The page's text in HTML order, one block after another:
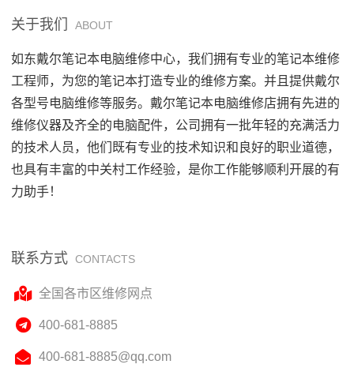
关于我们 ABOUT
如东戴尔笔记本电脑维修中心，我们拥有专业的笔记本维修
工程师，为您的笔记本打造专业的维修方案。并且提供戴尔
各型号电脑维修等服务。戴尔笔记本电脑维修店拥有先进的
维修仪器及齐全的电脑配件，公司拥有一批年轻的充满活力
的技术人员，他们既有专业的技术知识和良好的职业道德，
也具有丰富的中关村工作经验，是你工作能够顺利开展的有
力助手！
联系方式 CONTACTS
全国各市区维修网点
400-681-8885
400-681-8885@qq.com